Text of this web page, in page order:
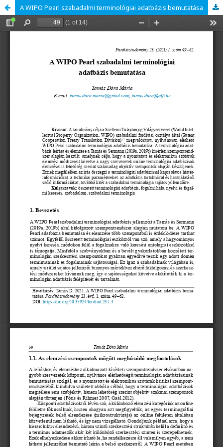
A WIPO Pearl szabadalmi terminológiai adatbázis bemutatása